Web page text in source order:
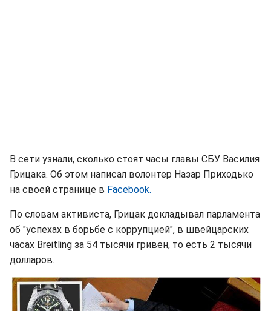
В сети узнали, сколько стоят часы главы СБУ Василия
Грицака. Об этом написал волонтер Назар Приходько
на своей странице в Facebook.
По словам активиста, Грицак докладывал парламента
об "успехах в борьбе с коррупцией", в швейцарских
часах Breitling за 54 тысячи гривен, то есть 2 тысячи
долларов.